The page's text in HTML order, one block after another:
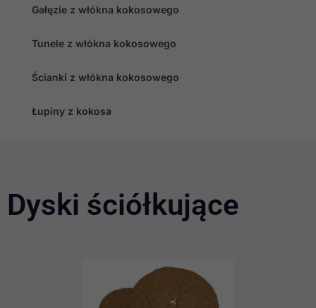
Gałęzie z włókna kokosowego
Tunele z włókna kokosowego
Ścianki z włókna kokosowego
Łupiny z kokosa
Dyski ściółkujące
Konieczne
Te pliki cookie